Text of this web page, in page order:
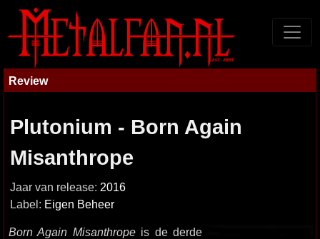
Review
Plutonium - Born Again
Misanthrope
Jaar van release: 2016
Label: Eigen Beheer
Born Again Misanthropeis de derde